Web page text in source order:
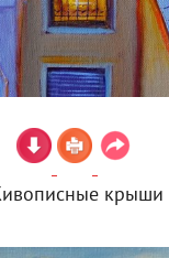
крыши